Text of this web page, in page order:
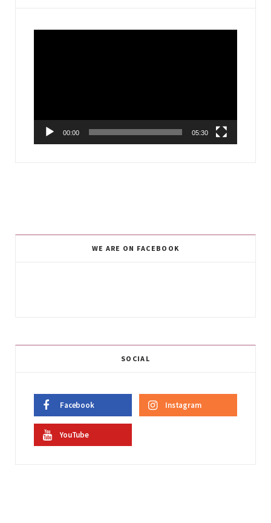
00:00 05:30
WE ARE ON FACEBOOK
SOCIAL
Facebook Instagram
YouTube